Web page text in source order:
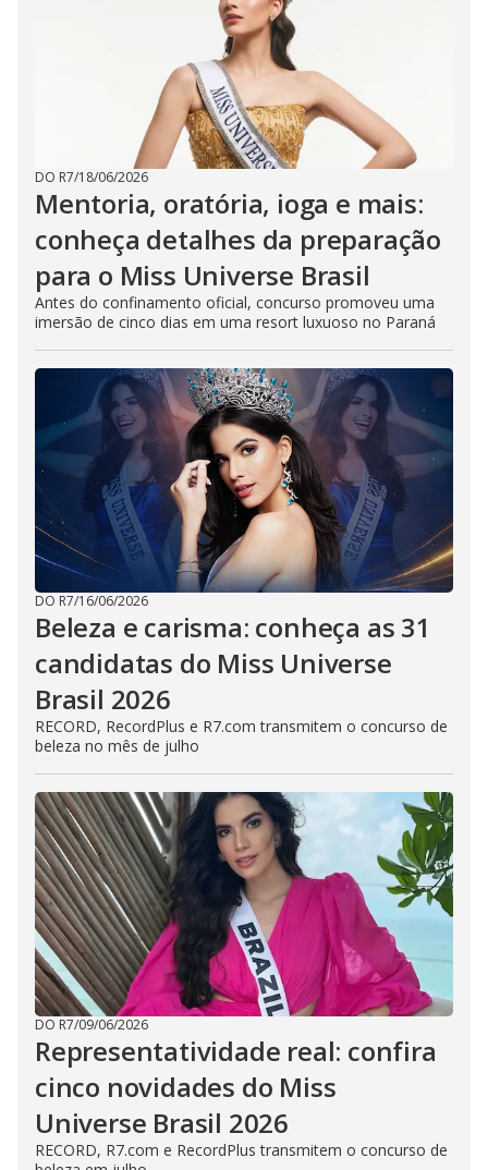
DO R7/18/06/2026
Mentoria, oratória, ioga e mais:
conheça detalhes da preparação
para o Miss Universe Brasil
Antes do confinamento oficial, concurso promoveu uma
imersão de cinco dias em uma resort luxuoso no Paraná
DO R7/16/06/2026
Beleza e carisma: conheça as 31
candidatas do Miss Universe
Brasil 2026
RECORD, RecordPlus e R7.com transmitem o concurso de
beleza no mês de julho
DO R7/09/06/2026
Representatividade real: confira
cinco novidades do Miss
Universe Brasil 2026
RECORD, R7.com e RecordPlus transmitem o concurso de